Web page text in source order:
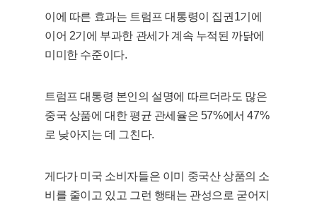
이에 따른 효과는 트럼프 대통령이 집권1기에
이어 2기에 부과한 관세가 계속 누적된 까닭에
미미한 수준이다.
트럼프 대통령 본인의 설명에 따르더라도 많은
중국 상품에 대한 평균 관세율은 57%에서 47%
로 낮아지는 데 그친다.
게다가 미국 소비자들은 이미 중국산 상품의 소
비를 줄이고 있고 그런 행태는 관성으로 굳어지